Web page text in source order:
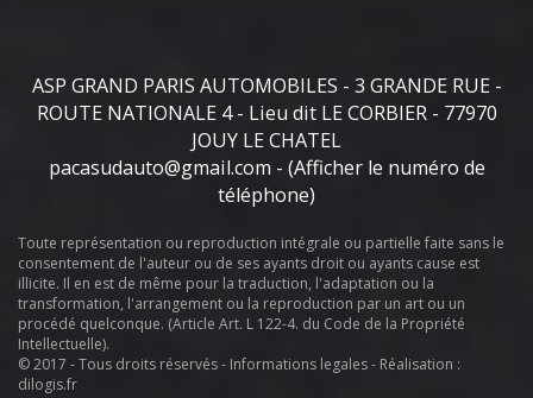
ASP GRAND PARIS AUTOMOBILES - 3 GRANDE RUE -
ROUTE NATIONALE 4 - Lieu dit LE CORBIER - 77970
JOUY LE CHATEL
pacasudauto@gmail.com - (Afficher le numéro de
téléphone)
Toute représentation ou reproduction intégrale ou partielle faite sans le
consentement de l'auteur ou de ses ayants droit ou ayants cause est
illicite. Il en est de même pour la traduction, l'adaptation ou la
transformation, l'arrangement ou la reproduction par un art ou un
procédé quelconque. (Article Art. L 122-4. du Code de la Propriété
Intellectuelle).
© 2017 - Tous droits réservés - Informations legales- Réalisation :
dilogis.fr